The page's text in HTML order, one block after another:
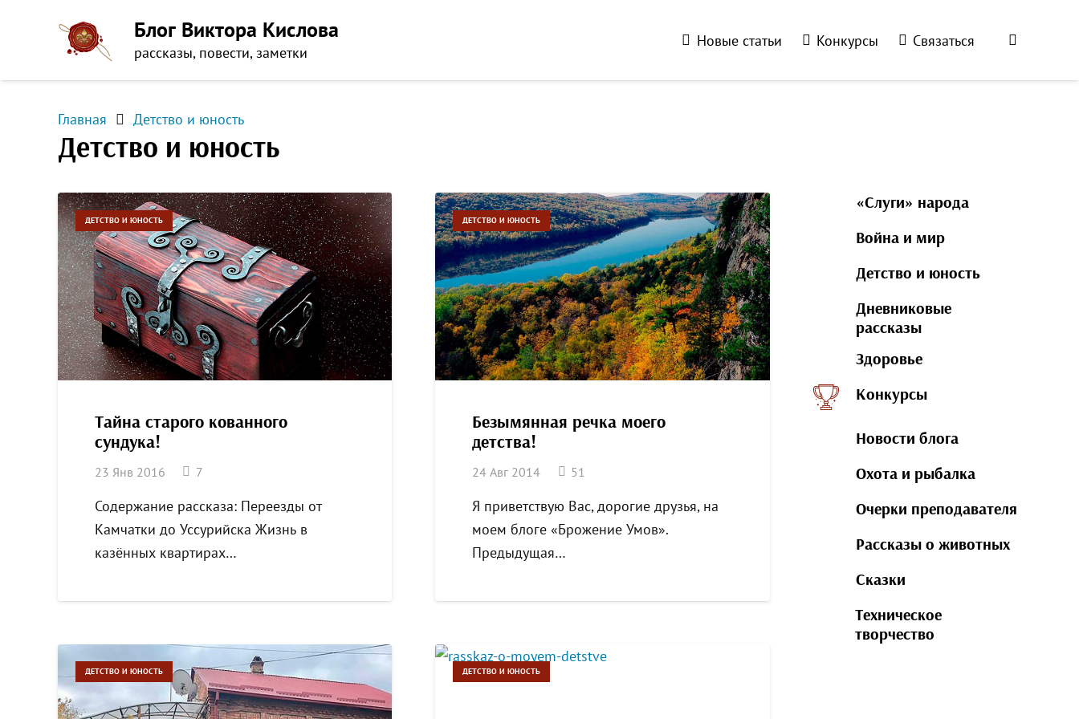
Блог Виктора Кислова
рассказы, повести, заметки
Новые статьи Конкурсы Связаться
Главная Детство и юность
Детство и юность
ДЕТСТВО И ЮНОСТЬ
Тайна старого кованного
сундука!
23 Янв 2016 7комментариев
Содержание рассказа: Переезды от
Камчатки до Уссурийска Жизнь в
казённых квартирах…
ДЕТСТВО И ЮНОСТЬ
Безымянная речка моего
детства!
24 Авг 2014 51
Я приветствую Вас, дорогие друзья, на
моем блоге «Брожение Умов».
Предыдущая…
ДЕТСТВО И ЮНОСТЬ ДЕТСТВО И ЮНОСТЬ
«Слуги» народа
Война и мир
Детство и юность
Дневниковые
рассказы
Здоровье
Конкурсы
Новости блога
Охота и рыбалка
Очерки преподавателя
Рассказы о животных
Сказки
Техническое
творчество